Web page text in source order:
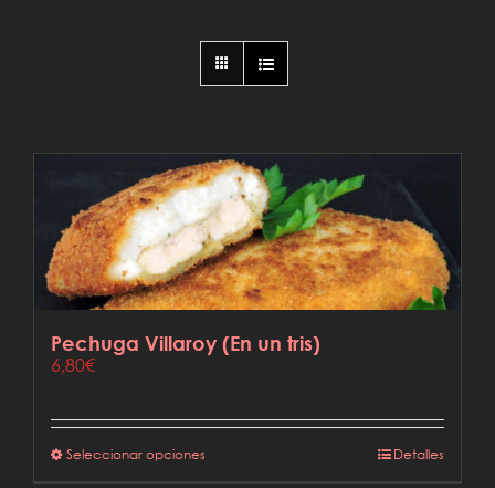
Pechuga Villaroy (En un tris)
6,80€
Seleccionar opciones
producto
Detalles